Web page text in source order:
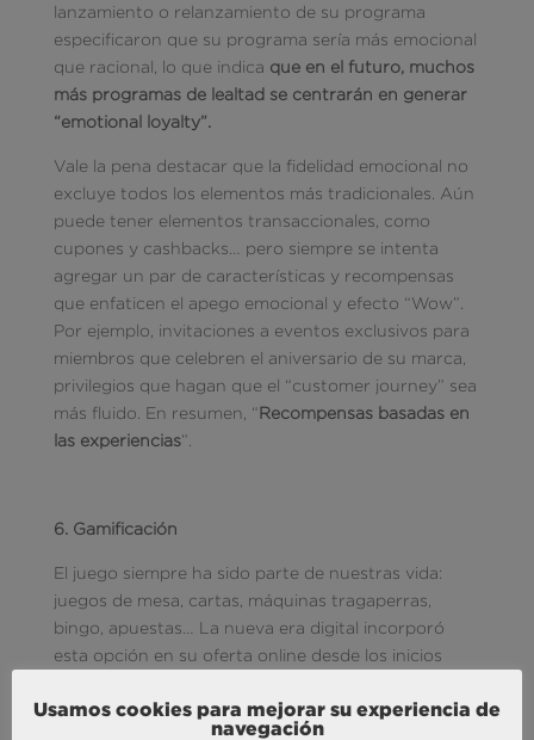
lanzamiento o relanzamiento de su programa
especificaron que su programa sería más emocional
que racional, lo que indica que en el futuro, muchos
más programas de lealtad se centrarán en generar
“emotional loyalty”.
Vale la pena destacar que la fidelidad emocional no
excluye todos los elementos más tradicionales. Aún
puede tener elementos transaccionales, como
cupones y cashbacks… pero siempre se intenta
agregar un par de características y recompensas
que enfaticen el apego emocional y efecto “Wow”.
Por ejemplo, invitaciones a eventos exclusivos para
miembros que celebren el aniversario de su marca,
privilegios que hagan que el “customer journey” sea
más fluido. En resumen, “Recompensas basadas en
las experiencias”.
6. Gamificación
El juego siempre ha sido parte de nuestras vida:
juegos de mesa, cartas, máquinas tragaperras,
bingo, apuestas… La nueva era digital incorporó
esta opción en su oferta online desde los inicios
solitarios, poker “online”, PlayStation Plus,
Usamos cookies para mejorar su experiencia de
navegación